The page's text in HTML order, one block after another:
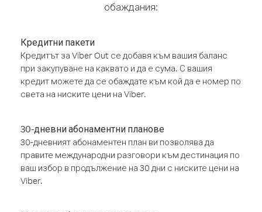
обаждания:
Кредитни пакети
Кредитът за Viber Out се добавя към вашия баланс
при закупуване на каквато и да е сума. С вашия
кредит можете да се обаждате към кой да е номер по
света на ниските цени на Viber.
30-дневни абонаментни планове
30-дневният абонаментен план ви позволява да
правите международни разговори към дестинация по
ваш избор в продължение на 30 дни с ниските цени на
Viber.